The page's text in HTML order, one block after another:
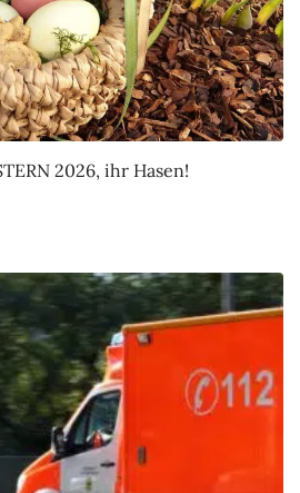
2026, ihr Hasen!